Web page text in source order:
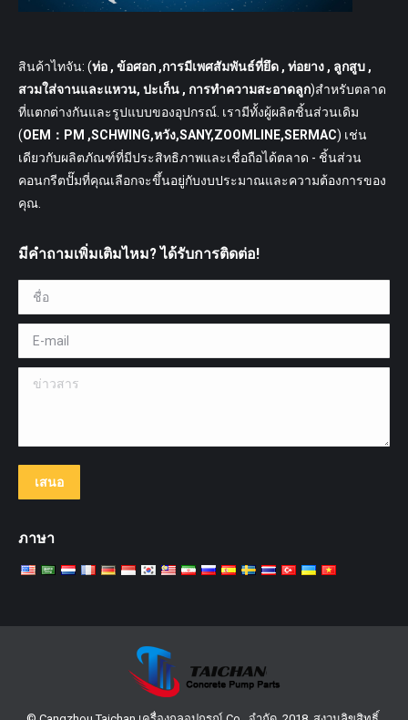
สินค้าไทจัน: (ท่อ , ข้อศอก ,การมีเพศสัมพันธ์ที่ยึด , ท่อยาง , ลูกสูบ ,
สวมใส่จานและแหวน, ปะเก็น , การทำความสะอาดลูก)สำหรับตลาด
ที่แตกต่างกันและรูปแบบของอุปกรณ์. เรามีทั้งผู้ผลิตชิ้นส่วนเดิม
(OEM：PM ,SCHWING,หวัง,SANY,ZOOMLINE,SERMAC) เช่น
เดียวกับผลิตภัณฑ์ที่มีประสิทธิภาพและเชื่อถือได้ตลาด - ชิ้นส่วน
คอนกรีตปั๊มที่คุณเลือกจะขึ้นอยู่กับงบประมาณและความต้องการของ
คุณ.
มีคำถามเพิ่มเติมไหม? ได้รับการติดต่อ!
ชื่อ *
E-mail *
ข่าวสาร
เสนอ
ภาษา